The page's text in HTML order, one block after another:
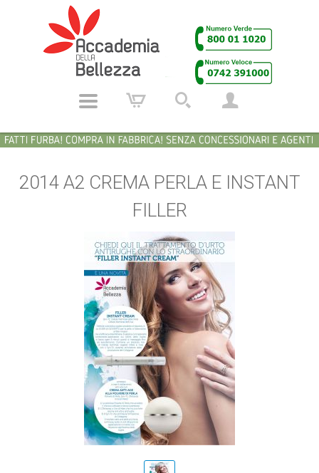
2014 A2 CREMA PERLA E INSTANT
FILLER